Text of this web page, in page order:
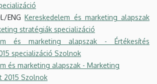
ENGKereskedelem és marketing alapszak
stratégiák specializáció
és marketing alapszak - Értékesítés
specializáció Szolnok
és marketing alapszak - Marketing
2015 Szolnok